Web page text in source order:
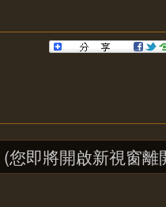
(您即將開啟新視窗離